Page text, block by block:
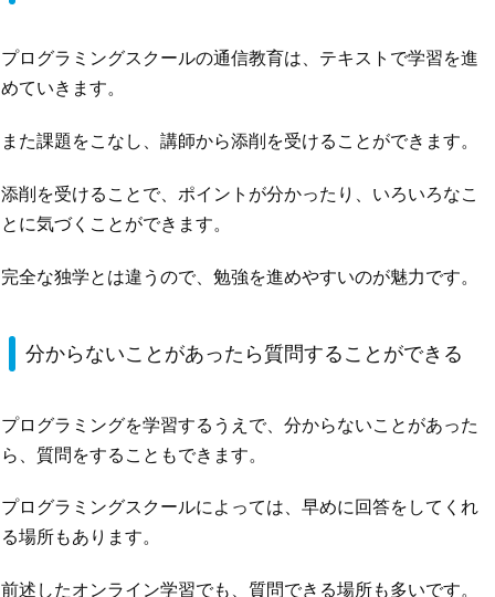
プログラミングスクールの通信教育は、テキストで学習を進
めていきます。
また課題をこなし、講師から添削を受けることができます。
添削を受けることで、ポイントが分かったり、いろいろなこ
とに気づくことができます。
完全な独学とは違うので、勉強を進めやすいのが魅力です。
分からないことがあったら質問することができる
プログラミングを学習するうえで、分からないことがあった
ら、質問をすることもできます。
プログラミングスクールによっては、早めに回答をしてくれ
る場所もあります。
前述したオンライン学習でも、質問できる場所も多いです。